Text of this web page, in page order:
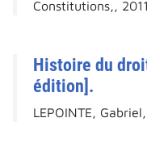
Constitutions,, 2011
Histoire du
édition].
LEPOINTE,